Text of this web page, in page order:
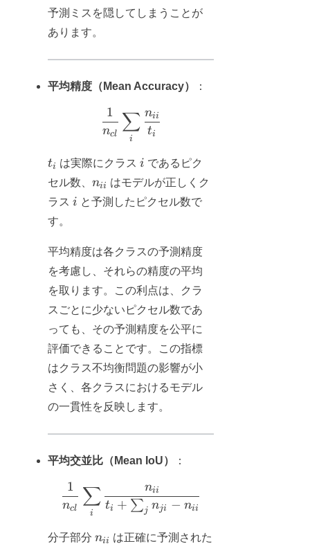
予測ミスを隠してしまうことが
あります。
平均精度（Mean Accuracy） ：
\frac{1}{n_{cl}} \sum_i
ncl
1
i
∑ ti
nii
t_i
ti は実際にクラスi
i であるピク
セル数、n_{ii}
nii はモデルが正しくク
ラスi
i と予測したピクセル数で
す。
平均精度は各クラスの予測精度
を考慮し、それらの精度の平均
を取ります。この利点は、クラ
スごとに少ないピクセル数であ
っても、その予測精度を公平に
評価できることです。この指標
はクラス不均衡問題の影響が小
さく、各クラスにおけるモデル
の一貫性を反映します。
平均交並比（Mean IoU） ：
\frac{1}{n_{cl}} \sum_i
ncl
1
i
∑ ti + ∑j nji − nii
nii
分子部分n_{ii}
nii は正確に予測された